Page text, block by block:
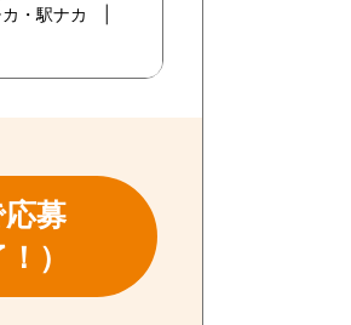
・駅ナカ |
募
）